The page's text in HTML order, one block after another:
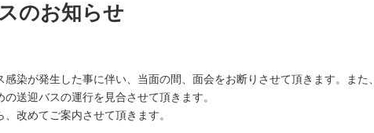
のお知らせ
染が発生した事に伴い、当面の間、面会をお断りさせて頂きます。また、
送迎バスの運行を見合させて頂きます。
改めてご案内させて頂きます。